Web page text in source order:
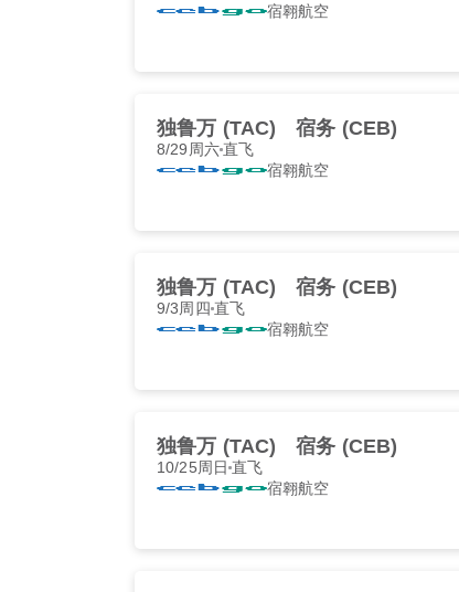
宿翱航空
独鲁万 (TAC) 宿务 (CEB)
8/29周六直飞
宿翱航空
独鲁万 (TAC) 宿务 (CEB)
9/3周四 直飞
宿翱航空
独鲁万 (TAC) 宿务 (CEB)
10/25周日 直飞
宿翱航空